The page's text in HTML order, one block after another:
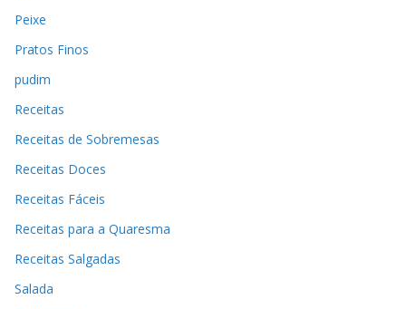
Peixe
Pratos Finos
pudim
Receitas
Receitas de Sobremesas
Receitas Doces
Receitas Fáceis
Receitas para a Quaresma
Receitas Salgadas
Salada